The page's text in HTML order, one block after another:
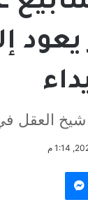
شيخ العقل